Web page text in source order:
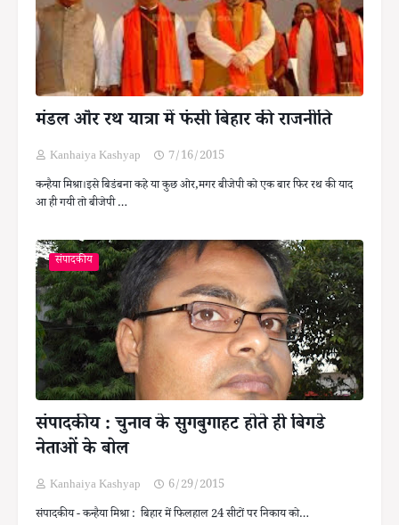
मंडल और रथ यात्रा में फंसी बिहार की राजनीति
Kanhaiya Kashyap
7/16/2015
कन्हैया मिश्रा।इसे बिडंबना कहे या कुछ ओर,मगर बीजेपी को एक बार फिर रथ की याद
आ ही गयी तो बीजेपी …
संपादकीय
संपादकीय : चुनाव के सुगबुगाहट होते ही बिगडे
नेताओं के बोल
Kanhaiya Kashyap
6/29/2015
संपादकीय - कन्हैया मिश्रा : बिहार में फिलहाल 24 सीटों पर निकाय को…